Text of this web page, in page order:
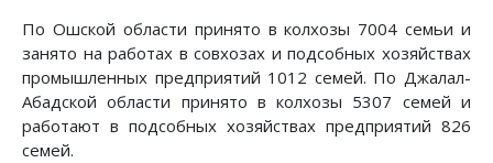
По Ошской области принято в колхозы 7004 семьи и
занято на работах в совхозах и подсобных хозяйствах
промышленных предприятий 1012 семей. По Джалал-
Абадской области принято в колхозы 5307 семей и
работают в подсобных хозяйствах предприятий 826
семей.